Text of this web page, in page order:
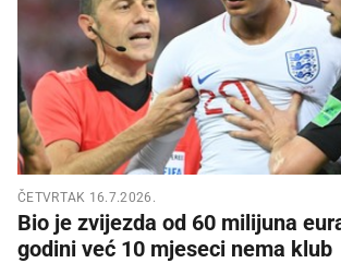
ČETVRTAK 16.7.2026.
Bio je zvijezda od 60 milijuna
godini već 10 mjeseci nema klub